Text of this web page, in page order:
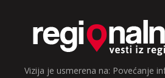
Vizija je usmerena na: Povećanje